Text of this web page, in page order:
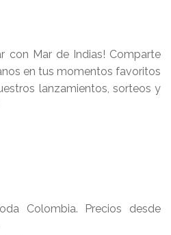
con Mar de Indias! Comparte
en tus momentos favoritos
lanzamientos, sorteos y
Colombia. Precios desde